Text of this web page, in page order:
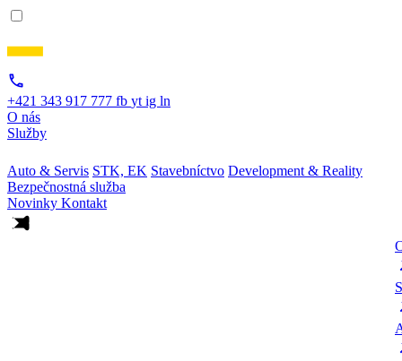
+421 343 917 777 fb yt ig ln
O nás
Služby
Auto & Servis STK, EK Stavebníctvo Development & Reality
Bezpečnostná služba
Novinky Kontakt